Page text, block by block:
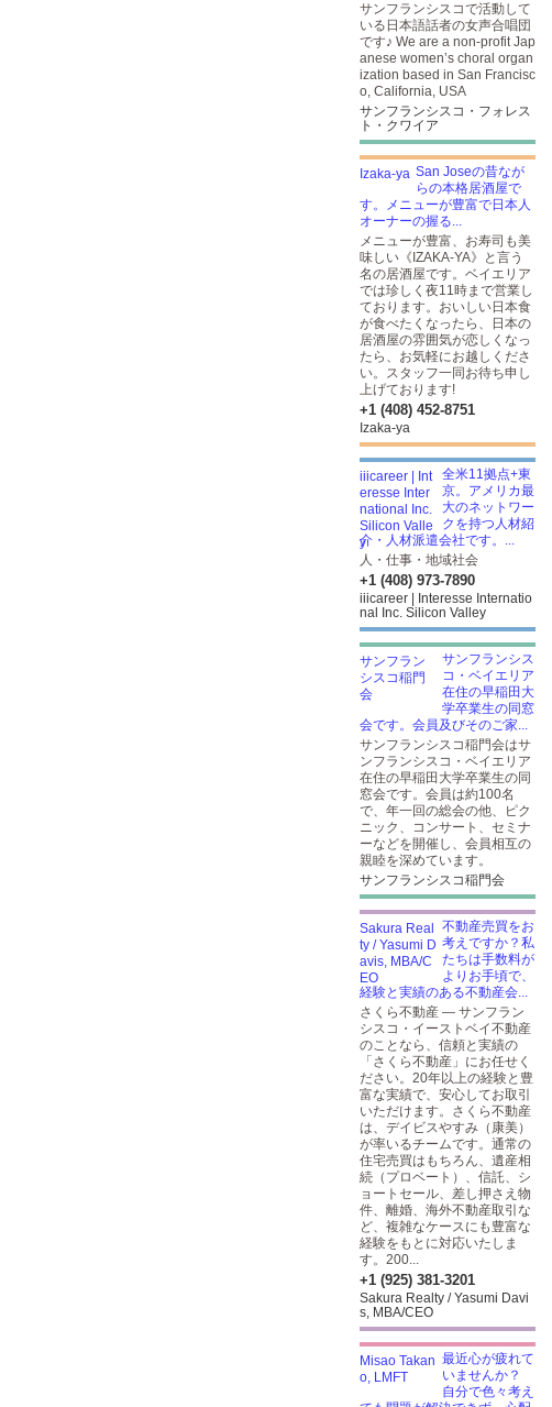
サンフランシスコで活動して
いる日本語話者の女声合唱団
です♪ We are a non-profit Jap
anese women’s choral organ
ization based in San Francisc
o, California, USA
サンフランシスコ・フォレス
ト・クワイア
San Joseの昔なが
らの本格居酒屋で
す。メニューが豊富で日本人
オーナーの握る...
メニューが豊富、お寿司も美
味しい《IZAKA-YA》と言う
名の居酒屋です。ベイエリア
では珍しく夜11時まで営業し
ております。おいしい日本食
が食べたくなったら、日本の
居酒屋の雰囲気が恋しくなっ
たら、お気軽にお越しくださ
い。スタッフ一同お待ち申し
上げております!
+1 (408) 452-8751
Izaka-ya
全米11拠点+東
京。アメリカ最
大のネットワー
クを持つ人材紹
介・人材派遣会社です。...
人・仕事・地域社会
+1 (408) 973-7890
iiicareer | Interesse Internatio
nal Inc. Silicon Valley
サンフランシス
コ・ベイエリア
在住の早稲田大
学卒業生の同窓
会です。会員及びそのご家...
サンフランシスコ稲門会はサ
ンフランシスコ・ベイエリア
在住の早稲田大学卒業生の同
窓会です。会員は約100名
で、年一回の総会の他、ピク
ニック、コンサート、セミナ
ーなどを開催し、会員相互の
親睦を深めています。
サンフランシスコ稲門会
不動産売買をお
考えですか？私
たちは手数料が
よりお手頃で、
経験と実績のある不動産会...
さくら不動産 — サンフラン
シスコ・イーストベイ不動産
のことなら、信頼と実績の
「さくら不動産」にお任せく
ださい。20年以上の経験と豊
富な実績で、安心してお取引
いただけます。さくら不動産
は、デイビスやすみ（康美）
が率いるチームです。通常の
住宅売買はもちろん、遺産相
続（プロベート）、信託、シ
ョートセール、差し押さえ物
件、離婚、海外不動産取引な
ど、複雑なケースにも豊富な
経験をもとに対応いたしま
す。200...
+1 (925) 381-3201
Sakura Realty / Yasumi Davi
s, MBA/CEO
最近心が疲れて
いませんか？
自分で色々考え